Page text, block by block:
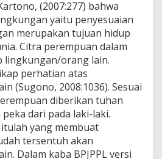
(2007:277) bahwa
yaitu penyesuaian
merupakan tujuan hidup
Citra perempuan dalam
lingkungan/orang lain.
perhatian atas
(Sugono, 2008:1036). Sesuai
diberikan tuhan
dari pada laki-laki.
yang membuat
tersentuh akan
Dalam kaba BPJPPL versi